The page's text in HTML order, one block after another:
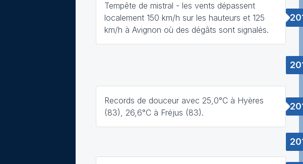
Tempête de mistral - les vents dépassent
localement 150 km/h sur les hauteurs et 125
km/h à Avignon où des dégâts sont signalés.
Records de douceur avec 25,0°C à Hyères
(83), 26,6°C à Fréjus (83).